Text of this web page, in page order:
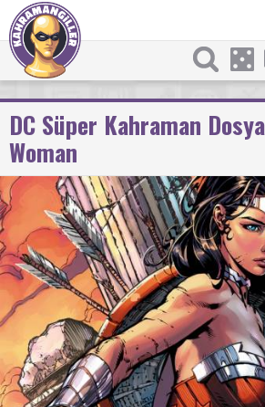
DC Süper Kahraman
Woman